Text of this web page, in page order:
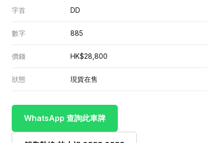
字首 DD
數字 885
價錢 HK$28,800
狀態 現貨在售
WhatsApp 查詢此車牌